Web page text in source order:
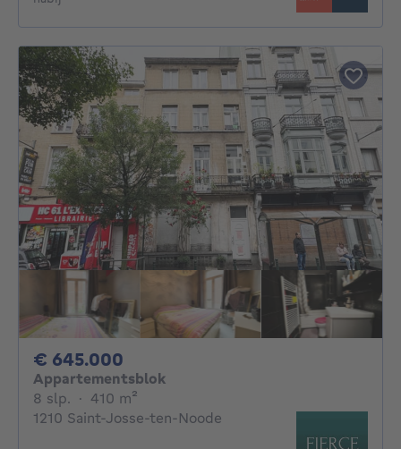
€ 645.000
Appartementsblok
8 slp. 8 slaapkamers
· 410 m²
1210 Saint-Josse-ten-Noode